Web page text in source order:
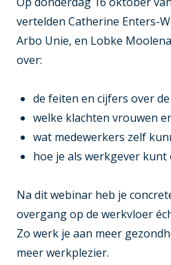
vertelden Catherine Enters-
Arbo Unie, en Lobke
over:
de feiten en cijfers over
welke klachten vrouwen
wat medewerkers zelf
hoe je als werkgever kunt
Na dit webinar heb je
overgang op de werkvloer
Zo werk je aan meer
meer werkplezier.